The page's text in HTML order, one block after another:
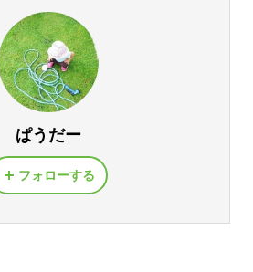
ぱうだー
フォローする